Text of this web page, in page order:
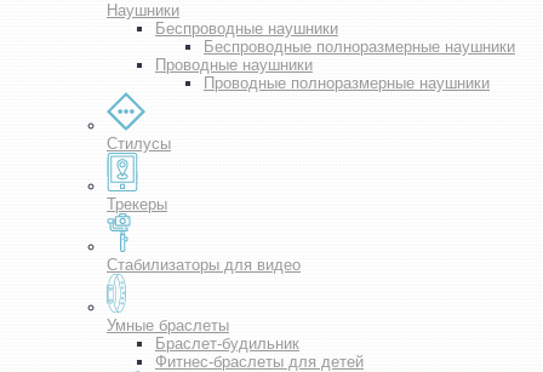
Наушники
Беспроводные наушники
Беспроводные полноразмерные наушники
Проводные наушники
Проводные полноразмерные наушники
Стилусы
Трекеры
Стабилизаторы для видео
Умные браслеты
Браслет-будильник
Фитнес-браслеты для детей